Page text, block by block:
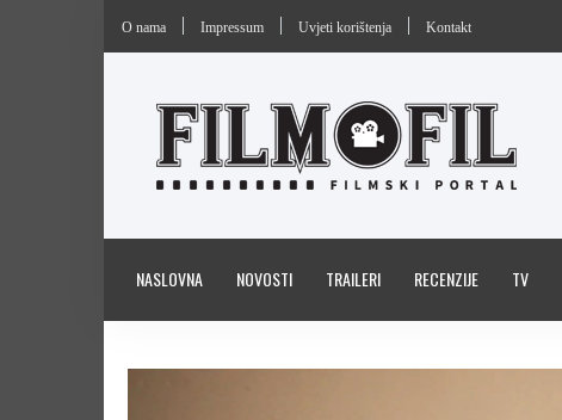
O nama Impressum Uvjeti korištenja Kontakt
NASLOVNA NOVOSTI TRAILERI RECENZIJE TV